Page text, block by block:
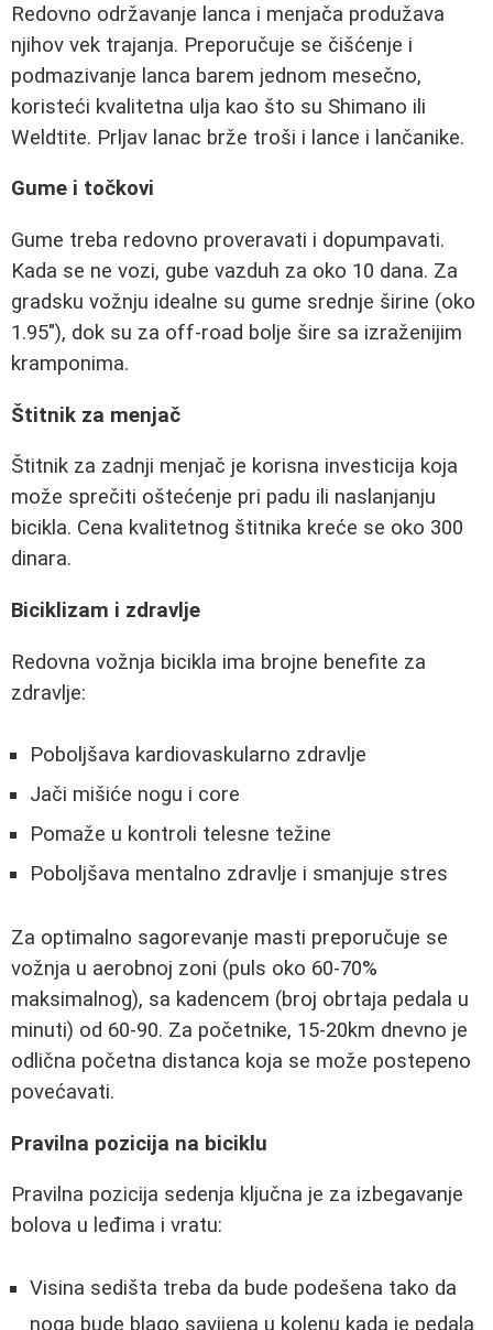
Redovno održavanje lanca i menjača produžava
njihov vek trajanja. Preporučuje se čišćenje i
podmazivanje lanca barem jednom mesečno,
koristeći kvalitetna ulja kao što su Shimano ili
Weldtite. Prljav lanac brže troši i lance i lančanike.
Gume i točkovi
Gume treba redovno proveravati i dopumpavati.
Kada se ne vozi, gube vazduh za oko 10 dana. Za
gradsku vožnju idealne su gume srednje širine (oko
1.95"), dok su za off-road bolje šire sa izraženijim
kramponima.
Štitnik za menjač
Štitnik za zadnji menjač je korisna investicija koja
može sprečiti oštećenje pri padu ili naslanjanju
bicikla. Cena kvalitetnog štitnika kreće se oko 300
dinara.
Biciklizam i zdravlje
Redovna vožnja bicikla ima brojne benefite za
zdravlje:
Poboljšava kardiovaskularno zdravlje
Jači mišiće nogu i core
Pomaže u kontroli telesne težine
Poboljšava mentalno zdravlje i smanjuje stres
Za optimalno sagorevanje masti preporučuje se
vožnja u aerobnoj zoni (puls oko 60-70%
maksimalnog), sa kadencem (broj obrtaja pedala u
minuti) od 60-90. Za početnike, 15-20km dnevno je
odlična početna distanca koja se može postepeno
povećavati.
Pravilna pozicija na biciklu
Pravilna pozicija sedenja ključna je za izbegavanje
bolova u leđima i vratu:
Visina sedišta treba da bude podešena tako da
noga bude blago savijena u kolenu kada je pedala